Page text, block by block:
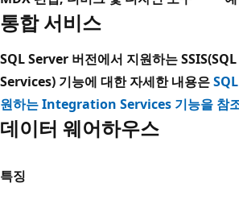
통합 서비스
SQL Server 버전에서 지원하는
Services) 기능에 대한 자세한 내용은
원하는 Integration Services 기능을 참
데이터 웨어하우스
특징